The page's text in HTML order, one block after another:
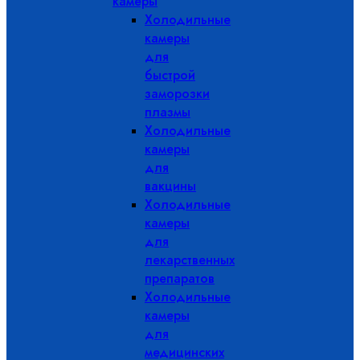
Холодильные
камеры
для
быстрой
заморозки
плазмы
Холодильные
камеры
для
вакцины
Холодильные
камеры
для
лекарственных
препаратов
Холодильные
камеры
для
медицинских